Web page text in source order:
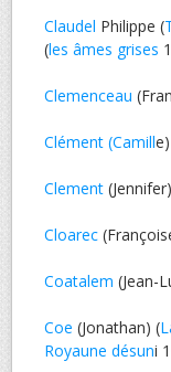
Claudel Philippe (
(les âmes grises
Clemenceau
Clément (Camill
Clement
Cloarec
Coatalem (Jean-
Coe (Jonathan) (
Royaune désuni